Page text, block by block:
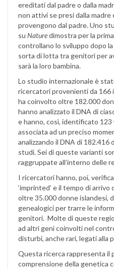
ereditati dal padre o dalla
non attivi se presi dalla
provengono dal padre. Uno
su Naturedimostra per la
controllano lo sviluppo dopo
sorta di lotta tra genitori per
sarà la loro bambina.
Lo studio internazionale è
ricercatori provenienti da
ha coinvolto oltre 182.000
hanno analizzato il DNA di
e hanno, così, identificato
associata ad un preciso
analizzando il DNA di
studi. Sei di queste varianti
raggruppate all’interno delle
I ricercatori hanno, poi,
‘imprinted’ e il tempo di
oltre 35.000 donne islandesi,
genealogici per trarre le
genitori. Molte di queste
ad altri geni coinvolti nel
disturbi, anche rari, legati alla
Questa ricerca rappresenta il
comprensione della genetica